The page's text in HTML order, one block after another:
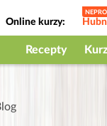
Online kurzy:
Jak na babičky
Recepty